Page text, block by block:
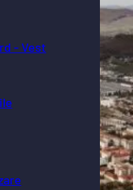
- Vest